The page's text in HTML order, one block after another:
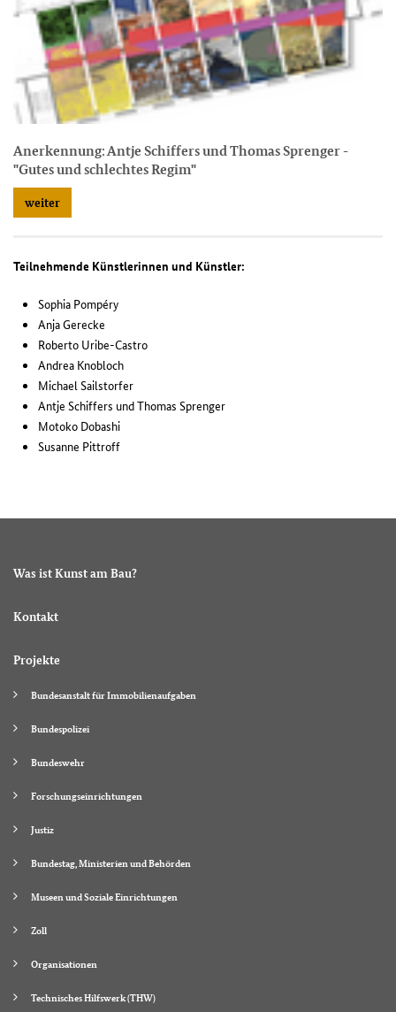
Anerkennung: Antje Schiffers und Thomas Sprenger -
"Gutes und schlechtes Regim"
weiter
Teilnehmende Künstlerinnen und Künstler:
Sophia Pompéry
Anja Gerecke
Roberto Uribe-Castro
Andrea Knobloch
Michael Sailstorfer
Antje Schiffers und Thomas Sprenger
Motoko Dobashi
Susanne Pittroff
Was ist Kunst am Bau?
Kontakt
Projekte
Bundesanstalt für Immobilienaufgaben
Bundespolizei
Bundeswehr
Forschungseinrichtungen
Justiz
Bundestag, Ministerien und Behörden
Museen und Soziale Einrichtungen
Zoll
Organisationen
Technisches Hilfswerk (THW)